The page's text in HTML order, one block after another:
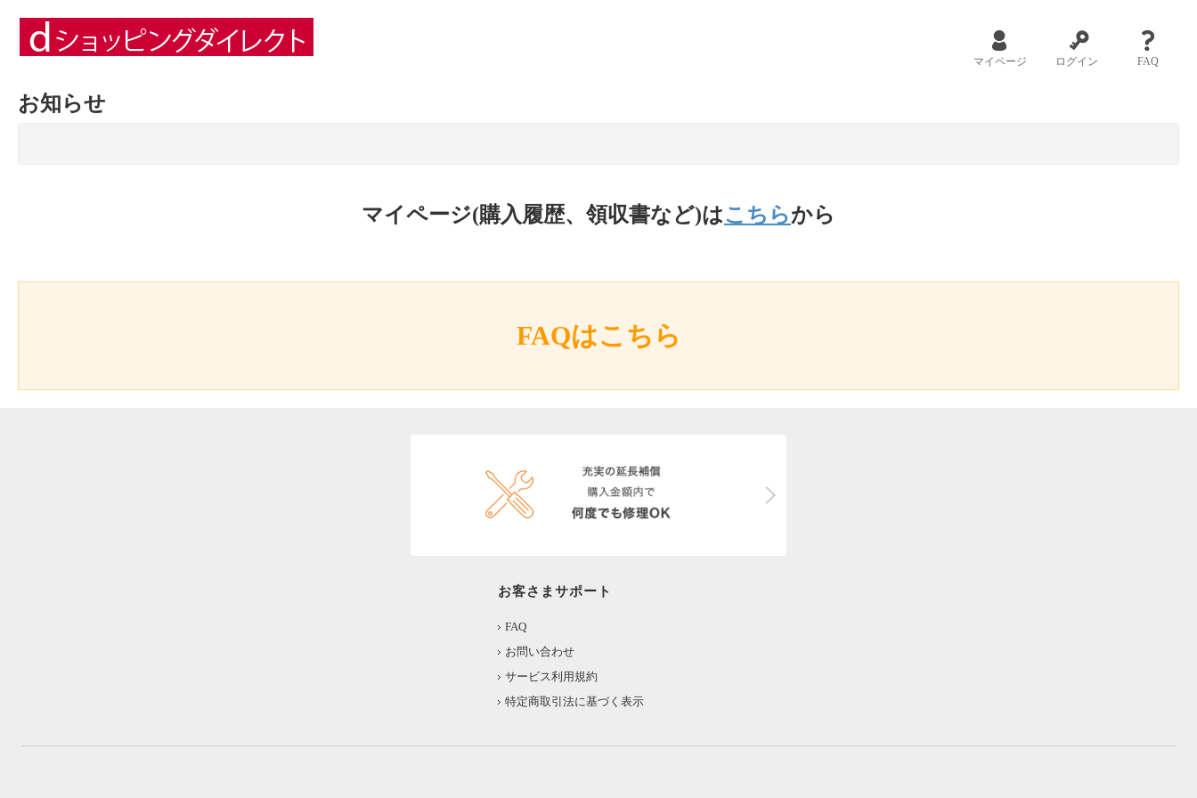
マイページ ログイン FAQ
お知らせ
マイページ(購入履歴、領収書など)はこちらから
FAQはこちら
お客さまサポート
FAQ
お問い合わせ
サービス利用規約
特定商取引法に基づく表示